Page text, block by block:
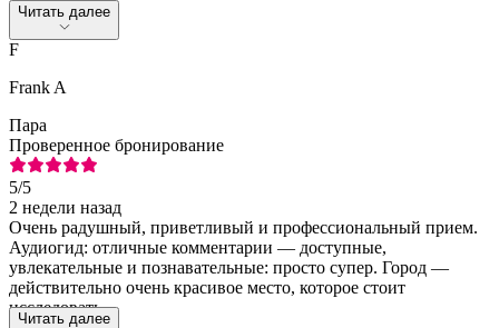
Читать далее
F
Frank A
Пара
Проверенное бронирование
5/5
2 недели назад
Очень радушный, приветливый и профессиональный прием.
Аудиогид: отличные комментарии — доступные,
увлекательные и познавательные: просто супер. Город —
действительно очень красивое место, которое стоит
исследовать...
Читать далее